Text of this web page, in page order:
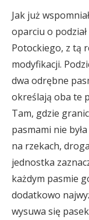
Jak już
oparciu o
Potockiego, z tą
modyfikacji.
dwa odrębne
określają oba te
Tam, gdzie
pasmami nie
na rzekach,
jednostka
każdym pasmie
dodatkowo
wysuwa się